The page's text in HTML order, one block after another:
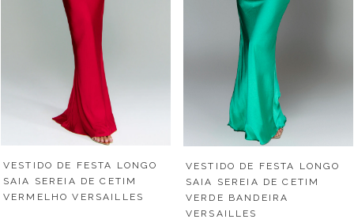
VESTIDO DE FESTA LONGO
SAIA SEREIA DE CETIM
VERMELHO VERSAILLES
VESTIDO DE FESTA LONGO
SAIA SEREIA DE CETIM
VERDE BANDEIRA
VERSAILLES